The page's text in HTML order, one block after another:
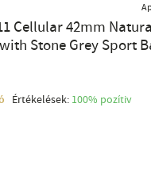
Cellular 42mm
Stone Grey Sport
Értékelések: 100% pozítiv